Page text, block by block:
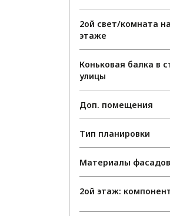
2ой свет/комната
этаже
Коньковая балка в
улицы
Доп. помещения
Тип планировки
Материалы фасадов
2ой этаж: